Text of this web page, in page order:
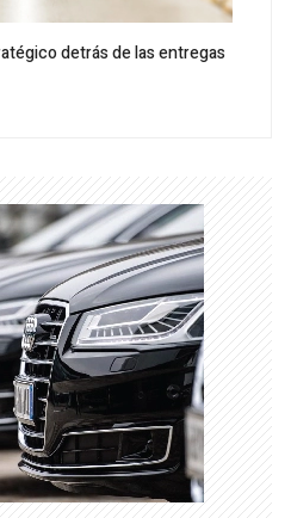
detrás de las entregas